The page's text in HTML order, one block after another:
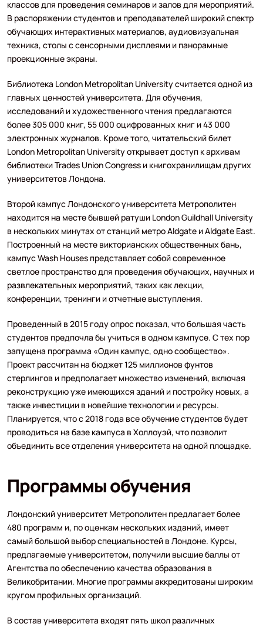
классов для проведения семинаров и залов для мероприятий.
В распоряжении студентов и преподавателей широкий спектр
обучающих интерактивных материалов, аудиовизуальная
техника, столы с сенсорными дисплеями и панорамные
проекционные экраны.
Библиотека London Metropolitan University считается одной из
главных ценностей университета. Для обучения,
исследований и художественного чтения предлагаются
более 305 000 книг, 55 000 оцифрованных книг и 43 000
электронных журналов. Кроме того, читательский билет
London Metropolitan University открывает доступ к архивам
библиотеки Trades Union Congress и книгохранилищам других
университетов Лондона.
Второй кампус Лондонского университета Метрополитен
находится на месте бывшей ратуши London Guildhall University
в нескольких минутах от станций метро Aldgate и Aldgate East.
Построенный на месте викторианских общественных бань,
кампус Wash Houses представляет собой современное
светлое пространство для проведения обучающих, научных и
развлекательных мероприятий, таких как лекции,
конференции, тренинги и отчетные выступления.
Проведенный в 2015 году опрос показал, что большая часть
студентов предпочла бы учиться в одном кампусе. С тех пор
запущена программа «Один кампус, одно сообщество».
Проект рассчитан на бюджет 125 миллионов фунтов
стерлингов и предполагает множество изменений, включая
реконструкцию уже имеющихся зданий и постройку новых, а
также инвестиции в новейшие технологии и ресурсы.
Планируется, что с 2018 года все обучение студентов будет
проводиться на базе кампуса в Холлоуэй, что позволит
объединить все отделения университета на одной площадке.
Программы обучения
Лондонский университет Метрополитен предлагает более
480 программ и, по оценкам нескольких изданий, имеет
самый большой выбор специальностей в Лондоне. Курсы,
предлагаемые университетом, получили высшие баллы от
Агентства по обеспечению качества образования в
Великобритании. Многие программы аккредитованы широким
кругом профильных организаций.
В состав университета входят пять школ различных